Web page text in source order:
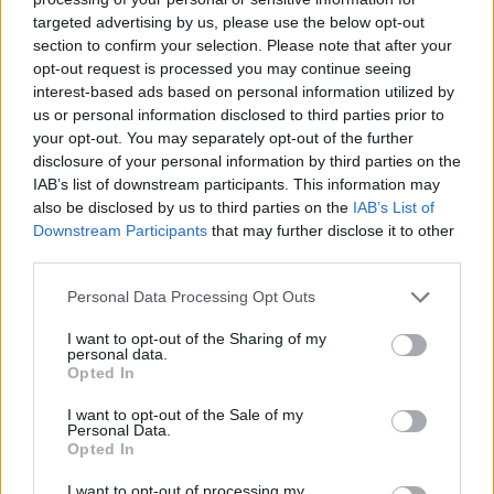
targeted advertising by us, please use the below opt-out
section to confirm your selection. Please note that after your
opt-out request is processed you may continue seeing
interest-based ads based on personal information utilized by
us or personal information disclosed to third parties prior to
your opt-out. You may separately opt-out of the further
disclosure of your personal information by third parties on the
IAB’s list of downstream participants. This information may
also be disclosed by us to third parties on the IAB’s List of
Downstream Participants that may further disclose it to other
Please note that this website/app uses one or more Google
not limited to your visit or usage behaviour. You may click to
grant or deny consent to Google and its third-party tags to
use your data for below specified purposes in below Google
consent section.
Personal Data Processing Opt Outs
I want to opt-out of the Sharing of my
personal data.
Opted In
I want to opt-out of the Sale of my
Personal Data.
Opted In
I want to opt-out of processing my
Στο κέντρο της Αθήνας, αυξημένη κίνηση
παρατηρείται στις λεωφόρους Βασιλέως
Κωνσταντίνου και Βασιλίσσης Σοφίας, καθώς και
στην οδό Αρδηττού.